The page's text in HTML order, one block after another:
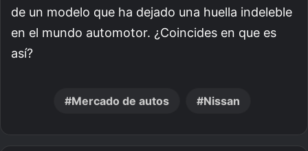
de un modelo que ha dejado una huella indeleble
en el mundo automotor. ¿Coincides en que es
así?
Mercado de autos Nissan